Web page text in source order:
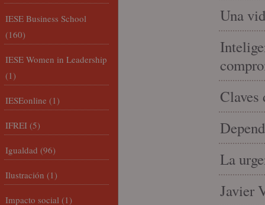
Una
Claves
La
Javier
IESE Business School
(160)
IESE Women in Leadership
(1)
IESEonline (1)
IFREI (5)
Igualdad (96)
Ilustración (1)
Impacto social (1)